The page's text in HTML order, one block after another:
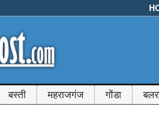
बस्ती महराजगंज गोंडा